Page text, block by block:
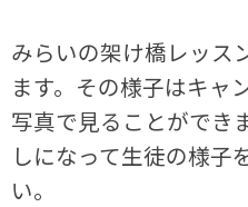
みらいの架け橋レッス
ます。その様子はキャ
写真で見ることができ
しになって生徒の様子
い。